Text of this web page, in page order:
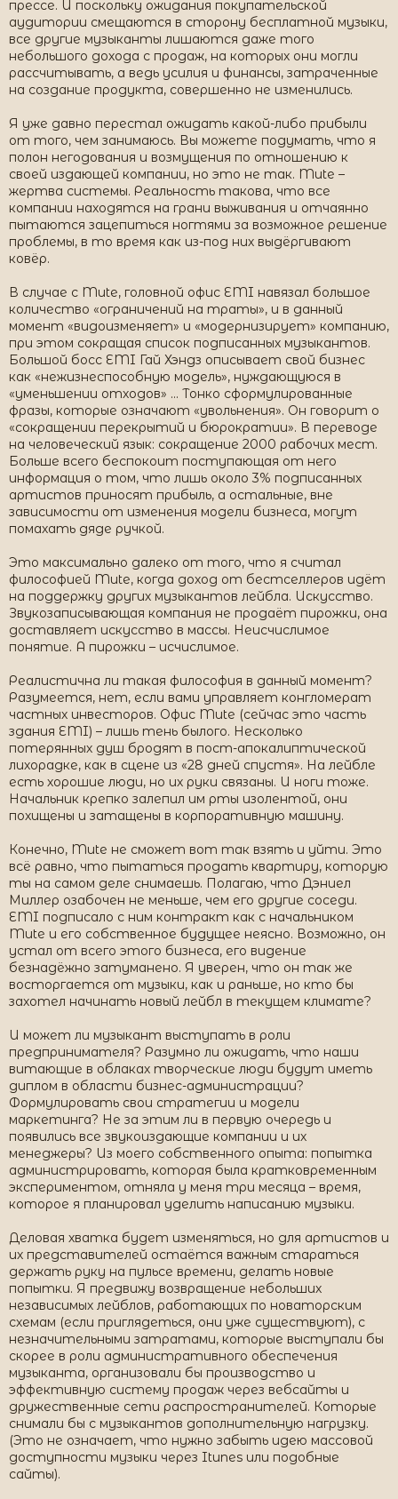
прессе. И поскольку ожидания покупательской
аудитории смещаются в сторону бесплатной музыки,
все другие музыканты лишаются даже того
небольшого дохода с продаж, на которых они могли
рассчитывать, а ведь усилия и финансы, затраченные
на создание продукта, совершенно не изменились.
Я уже давно перестал ожидать какой-либо прибыли
от того, чем занимаюсь. Вы можете подумать, что я
полон негодования и возмущения по отношению к
своей издающей компании, но это не так. Mute –
жертва системы. Реальность такова, что все
компании находятся на грани выживания и отчаянно
пытаются зацепиться ногтями за возможное решение
проблемы, в то время как из-под них выдёргивают
ковёр.
В случае с Mute, головной офис EMI навязал большое
количество «ограничений на траты», и в данный
момент «видоизменяет» и «модернизирует» компанию,
при этом сокращая список подписанных музыкантов.
Большой босс EMI Гай Хэндз описывает свой бизнес
как «нежизнеспособную модель», нуждающуюся в
«уменьшении отходов» ... Тонко сформулированные
фразы, которые означают «увольнения». Он говорит о
«сокращении перекрытий и бюрократии». В переводе
на человеческий язык: сокращение 2000 рабочих мест.
Больше всего беспокоит поступающая от него
информация о том, что лишь около 3% подписанных
артистов приносят прибыль, а остальные, вне
зависимости от изменения модели бизнеса, могут
помахать дяде ручкой.
Это максимально далеко от того, что я считал
философией Mute, когда доход от бестселлеров идёт
на поддержку других музыкантов лейбла. Искусство.
Звукозаписывающая компания не продаёт пирожки, она
доставляет искусство в массы. Неисчислимое
понятие. А пирожки – исчислимое.
Реалистична ли такая философия в данный момент?
Разумеется, нет, если вами управляет конгломерат
частных инвесторов. Офис Mute (сейчас это часть
здания EMI) – лишь тень былого. Несколько
потерянных душ бродят в пост-апокалиптической
лихорадке, как в сцене из «28 дней спустя». На лейбле
есть хорошие люди, но их руки связаны. И ноги тоже.
Начальник крепко залепил им рты изолентой, они
похищены и затащены в корпоративную машину.
Конечно, Mute не сможет вот так взять и уйти. Это
всё равно, что пытаться продать квартиру, которую
ты на самом деле снимаешь. Полагаю, что Дэниел
Миллер озабочен не меньше, чем его другие соседи.
EMI подписало с ним контракт как с начальником
Mute и его собственное будущее неясно. Возможно, он
устал от всего этого бизнеса, его видение
безнадёжно затуманено. Я уверен, что он так же
восторгается от музыки, как и раньше, но кто бы
захотел начинать новый лейбл в текущем климате?
И может ли музыкант выступать в роли
предпринимателя? Разумно ли ожидать, что наши
витающие в облаках творческие люди будут иметь
диплом в области бизнес-администрации?
Формулировать свои стратегии и модели
маркетинга? Не за этим ли в первую очередь и
появились все звукоиздающие компании и их
менеджеры? Из моего собственного опыта: попытка
администрировать, которая была кратковременным
экспериментом, отняла у меня три месяца – время,
которое я планировал уделить написанию музыки.
Деловая хватка будет изменяться, но для артистов и
их представителей остаётся важным стараться
держать руку на пульсе времени, делать новые
попытки. Я предвижу возвращение небольших
независимых лейблов, работающих по новаторским
схемам (если приглядеться, они уже существуют), с
незначительными затратами, которые выступали бы
скорее в роли административного обеспечения
музыканта, организовали бы производство и
эффективную систему продаж через вебсайты и
дружественные сети распространителей. Которые
снимали бы с музыкантов дополнительную нагрузку.
(Это не означает, что нужно забыть идею массовой
доступности музыки через Itunes или подобные
сайты).